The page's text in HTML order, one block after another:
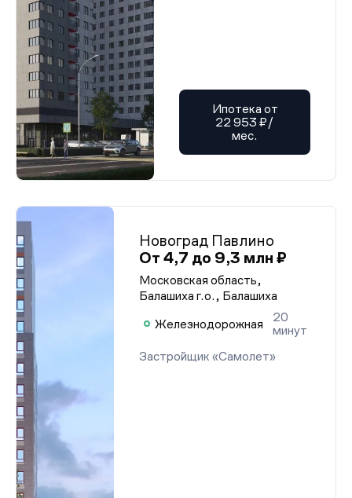
Ипотека от
22 953 ₽/
мес.
Новоград Павлино
От 4,7 до 9,3 млн ₽
Московская область,
Балашиха г.о., Балашиха
Железнодорожная
20
минут
Застройщик «Самолет»